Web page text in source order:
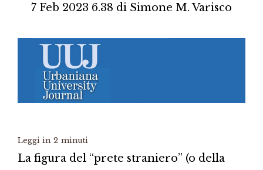
7 Feb 2023 6.38 di Simone M. Varisco
Leggi in 2 minuti
La figura del “prete straniero” (o della